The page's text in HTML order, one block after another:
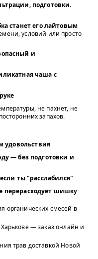
подготовки.
станет его лайтовым
условий или просто
и
чаша с
не пахнет, не
запахов.
— без подготовки и
ты "расслабился"
перерасходует шишку
органических смесей в
— заказ онлайн и
трав доставкой Новой